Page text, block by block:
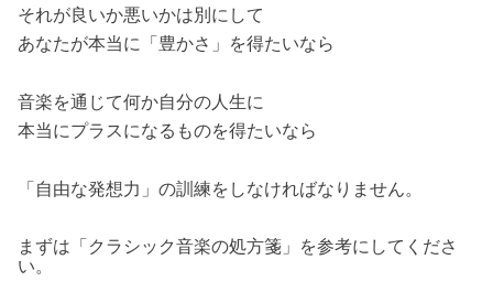
それが良いか悪いかは別にして
あなたが本当に「豊かさ」を得たいなら
音楽を通じて何か自分の人生に
本当にプラスになるものを得たいなら
「自由な発想力」の訓練をしなければなりません。
まずは「クラシック音楽の処方箋」を参考にしてくださ
い。